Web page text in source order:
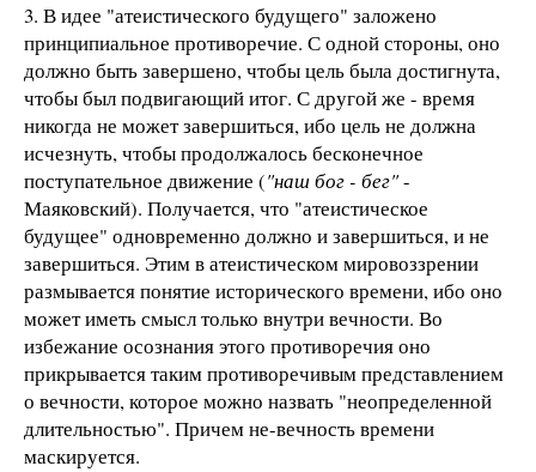
3. В идее "атеистического будущего" заложено
принципиальное противоречие. С одной стороны, оно
должно быть завершено, чтобы цель была достигнута,
чтобы был подвигающий итог. С другой же - время
никогда не может завершиться, ибо цель не должна
исчезнуть, чтобы продолжалось бесконечное
поступательное движение ("наш бог - бег"-
Маяковский). Получается, что "атеистическое
будущее" одновременно должно и завершиться, и не
завершиться. Этим в атеистическом мировоззрении
размывается понятие исторического времени, ибо оно
может иметь смысл только внутри вечности. Во
избежание осознания этого противоречия оно
прикрывается таким противоречивым представлением
о вечности, которое можно назвать "неопределенной
длительностью". Причем не-вечность времени
маскируется.